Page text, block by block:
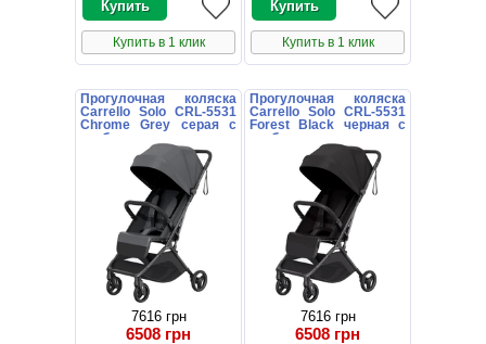
Купить в 1 клик Купить в 1 клик
Прогулочная коляска
Carrello Solo CRL-5531
Chrome Grey серая с
глубоким капюшоном
7616 грн
6508 грн
Прогулочная коляска
Carrello Solo CRL-5531
Forest Black черная с
глубоким капюшоном
7616 грн
6508 грн